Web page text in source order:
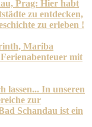
Prag: Hier habt
zu entdecken,
zu erleben !
Mariba
mit
lassen... In unseren
zur
Schandau ist ein